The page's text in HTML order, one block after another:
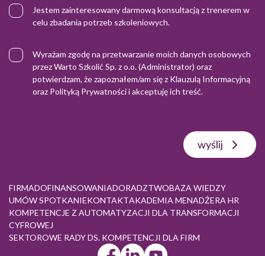
Jestem zainteresowany darmową konsultacją z trenerem w
celu zbadania potrzeb szkoleniowych.
Wyrażam zgodę na przetwarzanie moich danych osobowych
przez Warto Szkolić Sp. z o.o. (Administrator) oraz
potwierdzam, że zapoznałem/am się z Klauzulą Informacyjną
oraz Polityką Prywatnościi akceptuję ich treść.
wyślij
FIRMADOFINANSOWANIADORADZTWOBAZA WIEDZY
UMÓW SPOTKANIEKONTAKTAKADEMIA MENADŻERA HR
KOMPETENCJE Z AUTOMATYZACJI DLA TRANSFORMACJI
CYFROWEJ
SEKTOROWE RADY DS. KOMPETENCJI DLA FIRM